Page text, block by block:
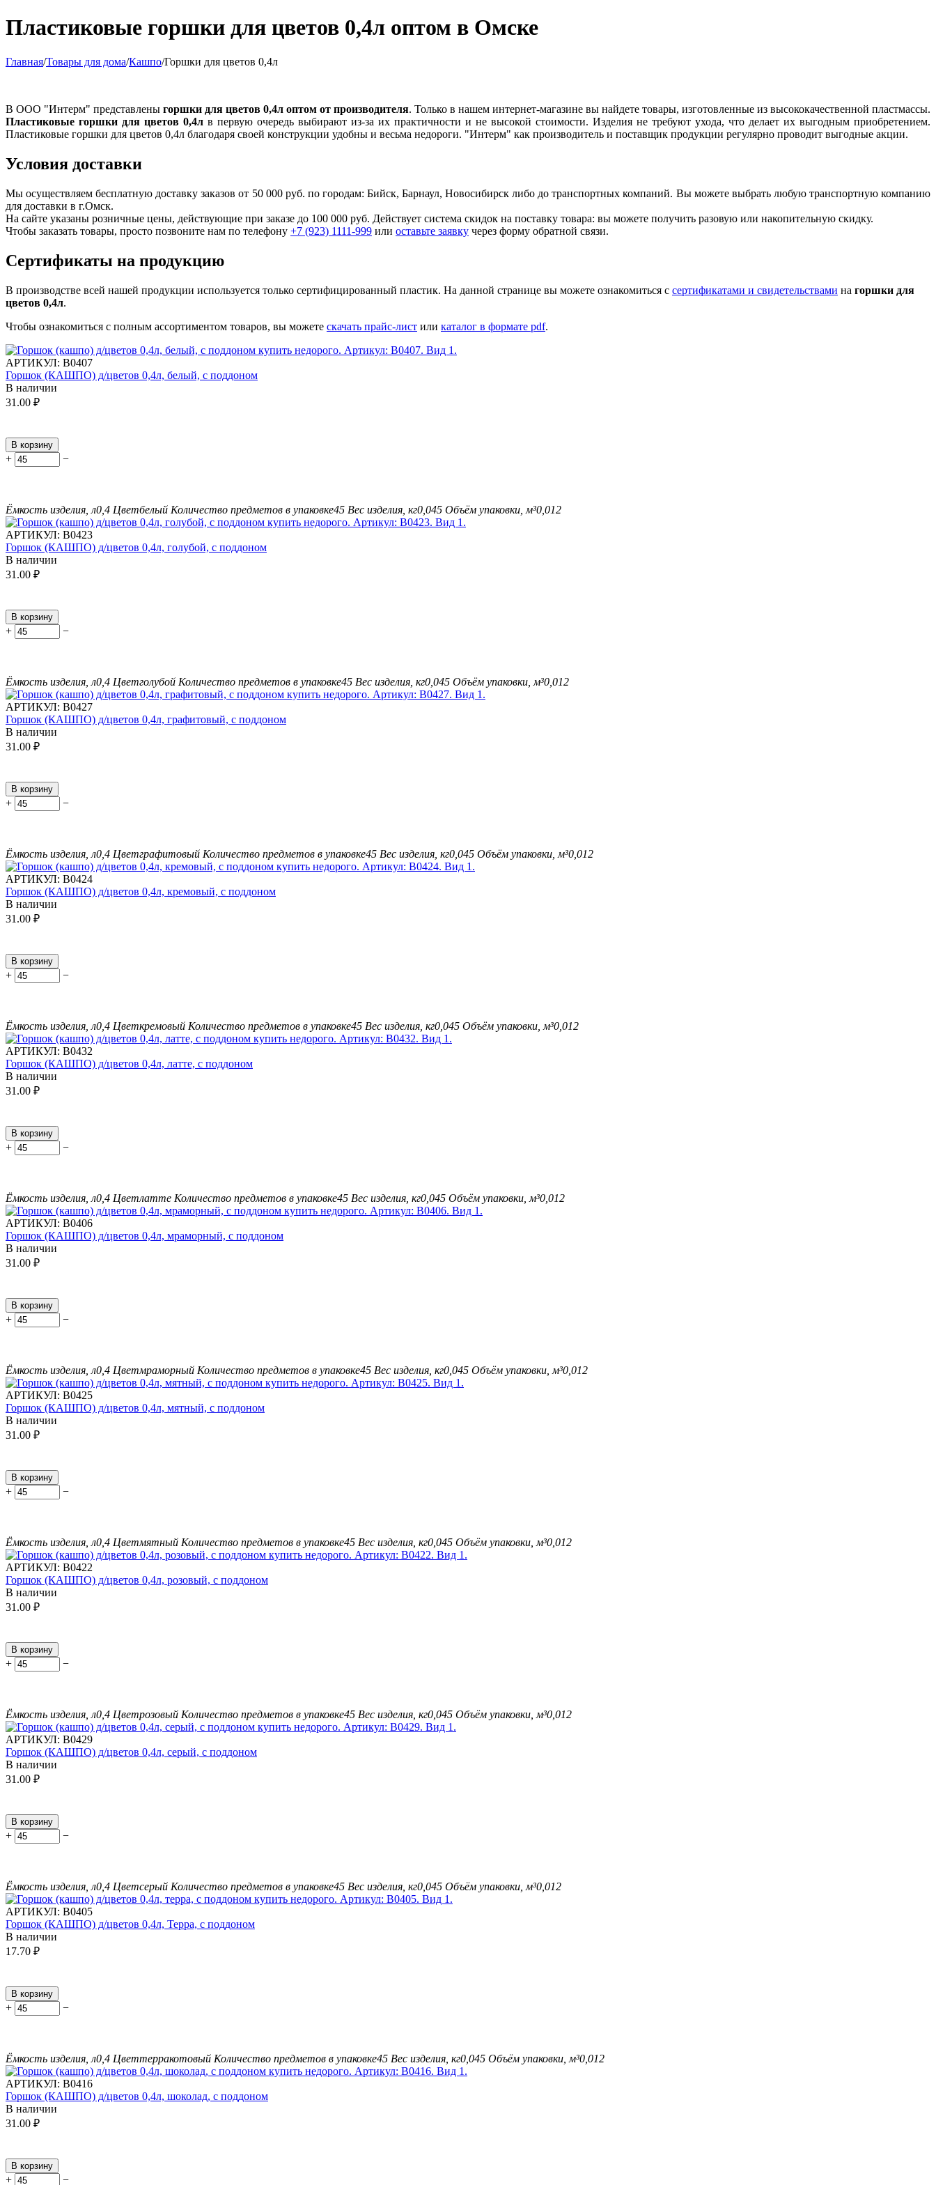
Пластиковые горшки для цветов 0,4л оптом в Омске
Главная/Товары для дома/Кашпо/Горшки для цветов 0,4л
В ООО "Интерм" представлены горшки для цветов 0,4л оптом от производителя. Только в нашем интернет-магазине вы найдете товары, изготовленные из высококачественной пластмассы.
Пластиковые горшки для цветов 0,4л в первую очередь выбирают из-за их практичности и не высокой стоимости. Изделия не требуют ухода, что делает их выгодным приобретением.
Пластиковые горшки для цветов 0,4л благодаря своей конструкции удобны и весьма недороги. "Интерм" как производитель и поставщик продукции регулярно проводит выгодные акции.
Условия доставки
Мы осуществляем бесплатную доставку заказов от 50 000 руб. по городам: Бийск, Барнаул, Новосибирск либо до транспортных компаний. Вы можете выбрать любую транспортную компанию
для доставки в г.Омск.
На сайте указаны розничные цены, действующие при заказе до 100 000 руб. Действует система скидок на поставку товара: вы можете получить разовую или накопительную скидку.
Чтобы заказать товары, просто позвоните нам по телефону +7 (923) 1111-999 или оставьте заявку через форму обратной связи.
Сертификаты на продукцию
В производстве всей нашей продукции используется только сертифицированный пластик. На данной странице вы можете ознакомиться с сертификатами и свидетельствами на горшки для
цветов 0,4л.
Чтобы ознакомиться с полным ассортиментом товаров, вы можете скачать прайс-лист или каталог в формате pdf.
АРТИКУЛ: В0407
Горшок (КАШПО) д/цветов 0,4л, белый, с поддоном
В наличии
31.00 ₽
В корзину
+ −
Ёмкость изделия, л0,4 Цветбелый Количество предметов в упаковке45 Вес изделия, кг0,045 Объём упаковки, м³0,012
АРТИКУЛ: В0423
Горшок (КАШПО) д/цветов 0,4л, голубой, с поддоном
В наличии
31.00 ₽
В корзину
+ −
Ёмкость изделия, л0,4 Цветголубой Количество предметов в упаковке45 Вес изделия, кг0,045 Объём упаковки, м³0,012
АРТИКУЛ: В0427
Горшок (КАШПО) д/цветов 0,4л, графитовый, с поддоном
В наличии
31.00 ₽
В корзину
+ −
Ёмкость изделия, л0,4 Цветграфитовый Количество предметов в упаковке45 Вес изделия, кг0,045 Объём упаковки, м³0,012
АРТИКУЛ: В0424
Горшок (КАШПО) д/цветов 0,4л, кремовый, с поддоном
В наличии
31.00 ₽
В корзину
+ −
Ёмкость изделия, л0,4 Цветкремовый Количество предметов в упаковке45 Вес изделия, кг0,045 Объём упаковки, м³0,012
АРТИКУЛ: В0432
Горшок (КАШПО) д/цветов 0,4л, латте, с поддоном
В наличии
31.00 ₽
В корзину
+ −
Ёмкость изделия, л0,4 Цветлатте Количество предметов в упаковке45 Вес изделия, кг0,045 Объём упаковки, м³0,012
АРТИКУЛ: В0406
Горшок (КАШПО) д/цветов 0,4л, мраморный, с поддоном
В наличии
31.00 ₽
В корзину
+ −
Ёмкость изделия, л0,4 Цветмраморный Количество предметов в упаковке45 Вес изделия, кг0,045 Объём упаковки, м³0,012
АРТИКУЛ: В0425
Горшок (КАШПО) д/цветов 0,4л, мятный, с поддоном
В наличии
31.00 ₽
В корзину
+ −
Ёмкость изделия, л0,4 Цветмятный Количество предметов в упаковке45 Вес изделия, кг0,045 Объём упаковки, м³0,012
АРТИКУЛ: В0422
Горшок (КАШПО) д/цветов 0,4л, розовый, с поддоном
В наличии
31.00 ₽
В корзину
+ −
Ёмкость изделия, л0,4 Цветрозовый Количество предметов в упаковке45 Вес изделия, кг0,045 Объём упаковки, м³0,012
АРТИКУЛ: В0429
Горшок (КАШПО) д/цветов 0,4л, серый, с поддоном
В наличии
31.00 ₽
В корзину
+ −
Ёмкость изделия, л0,4 Цветсерый Количество предметов в упаковке45 Вес изделия, кг0,045 Объём упаковки, м³0,012
АРТИКУЛ: В0405
Горшок (КАШПО) д/цветов 0,4л, Терра, с поддоном
В наличии
17.70 ₽
В корзину
+ −
Ёмкость изделия, л0,4 Цветтерракотовый Количество предметов в упаковке45 Вес изделия, кг0,045 Объём упаковки, м³0,012
АРТИКУЛ: В0416
Горшок (КАШПО) д/цветов 0,4л, шоколад, с поддоном
В наличии
31.00 ₽
В корзину
+ −